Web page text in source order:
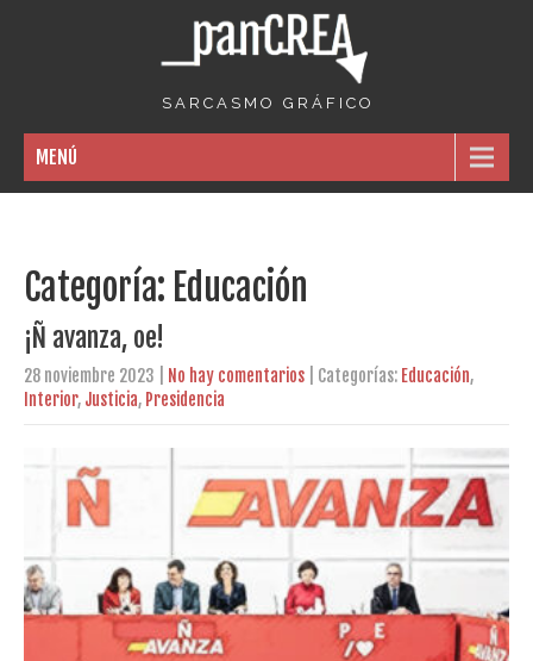
S A R C A S M O G R Á F I C O
MENÚ
Categoría: Educación
¡Ñ avanza, oe!
28 noviembre 2023 No hay comentarios | Categorías: Educación,
Interior, Justicia, Presidencia